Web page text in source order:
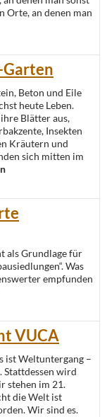
Orte, an denen man
Beton und Eile
heute Leben.
Blätter aus,
Insekten
Kräutern und
sich mitten im
als Grundlage für
Was
empfunden
VUCA
ist Weltuntergang –
wird
stehen im 21.
die Welt ist
Wir sind es.